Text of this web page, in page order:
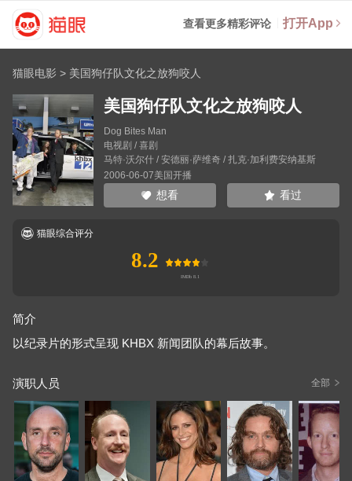
查看更多精彩评论 打开App
猫眼电影 > 美国狗仔队文化之放狗咬人
美国狗仔队文化之放狗咬人
Dog Bites Man
电视剧 / 喜剧
马特·沃尔什/ 安德丽·萨维奇/ 扎克·加利费安纳基斯
2006-06-07美国开播
想看 看过
猫眼综合评分
8.2
简介
以纪录片的形式呈现 KHBX 新闻团队的幕后故事。
演职人员 全部